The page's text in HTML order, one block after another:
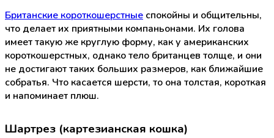
Британские короткошерстные спокойны и общительны,
что делает их приятными компаньонами. Их голова
имеет такую же круглую форму, как у американских
короткошерстных, однако тело британцев толще, и они
не достигают таких больших размеров, как ближайшие
собратья. Что касается шерсти, то она толстая, короткая
и напоминает плюш.
Шартрез (картезианская кошка)